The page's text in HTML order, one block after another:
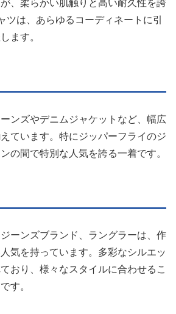
、柔らかい肌触りと高い耐久性を誇
ツは、あらゆるコーディネートに引
ます。
ンズやデニムジャケットなど、幅広
ています。特にジッパーフライのジ
の間で特別な人気を誇る一着です。
ーンズブランド、ラングラーは、作
気を持っています。多彩なシルエッ
おり、様々なスタイルに合わせるこ
す。